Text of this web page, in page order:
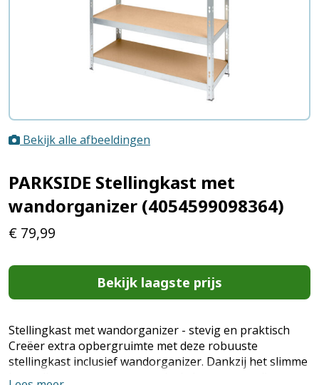
Bekijk alle afbeeldingen
PARKSIDE Stellingkast met
wandorganizer (4054599098364)
€ 79,99
Bekijk laagste prijs
Stellingkast met wandorganizer - stevig en praktisch
Creëer extra opbergruimte met deze robuuste
stellingkast inclusief wandorganizer. Dankzij het slimme
koppelingssysteem monteer je de kast eenvoudig